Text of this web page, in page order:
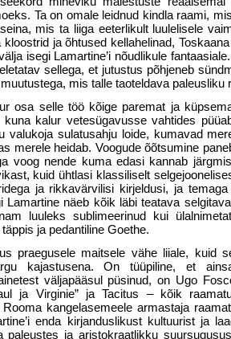
Ta on omale leidnud kindla raami,
mis ta liiga eeterlikult luulelisele
ja õhtused kellahelinad,
isegi Lamartine’i nõudlikule
sellega, et jutustus põhjeneb
mis talle taoteldava paleusliku
osa selle töö kõige paremat ja
kalur vetesügavusse vahtides
valukoja sulatusahju loide, kumavad
merele heidab. Voogude õõtsumine
voog nende kuma edasi kannab
kuid ühtlasi klassiliselt
ja rikkavärvilisi kirjeldusi, ja
Lamartine näeb kõik läbi teatava
luuleks sublimeerinud kui
ja pedantiline Goethe.
praegusele maitsele vähe liiale, kuid
kajastusena. On tüüpiline, et
väljapääsul püsinud, on Ugo
ja Virginie” ja Tacitus – kõik
kangelasemeele armastaja
enda kirjanduslikust kultuurist ja
paleustes ja aristokraatlikku